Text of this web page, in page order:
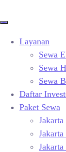
Layanan
Sewa
Sewa
Sewa
Daftar
Paket Sewa